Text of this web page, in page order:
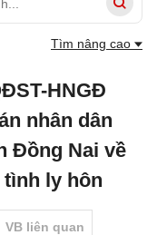
Tìm nâng cao
HNGĐ
nhân dân
Đồng Nai về
tình ly hôn
VB liên quan